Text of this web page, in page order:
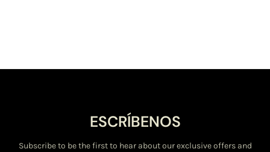
ESCRÍBENOS
Subscribe to be the first to hear about our exclusive offers and